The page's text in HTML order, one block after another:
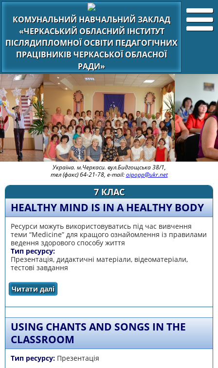
КОМУНАЛЬНИЙ НАВЧАЛЬНИЙ ЗАКЛАД
«ЧЕРКАСЬКИЙ ОБЛАСНИЙ ІНСТИТУТ
ПІСЛЯДИПЛОМНОЇ ОСВІТИ ПЕДАГОГІЧНИХ
ПРАЦІВНИКІВ ЧЕРКАСЬКОЇ ОБЛАСНОЇ
РАДИ»
Україна. м.Черкаси. вул.Бидгощська 38/1,
тел (факс) 64-21-78, e-mail:oipopp@ukr.net
7 КЛАС
HEALTHY MIND IS IN A HEALTHY BODY
Ресурси можуть використовуватись під час вивчення
теми “Medicine” для кращого ознайомлення із правилами
ведення здорового способу життя
Тип ресурсу:
Презентація, дидактичні матеріали, відеоматеріали,
тестові завдання
Читати даліпро Healthy mind is in a healthy body
USING CHANTS AND SONGS IN THE
CLASSROOM
Тип ресурсу: Презентація